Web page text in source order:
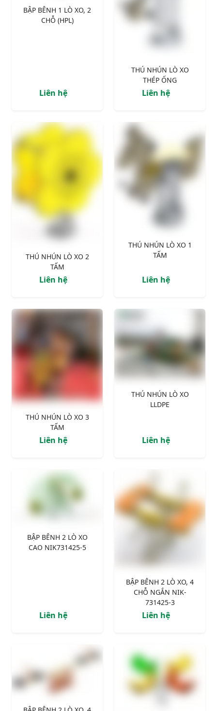
BẬP BÊNH 1 LÒ XO, 2
CHỖ (HPL)
Liên hệ
THÚ NHÚN LÒ XO
THÉP ỐNG
Liên hệ
THÚ NHÚN LÒ XO 2
TẤM
Liên hệ
THÚ NHÚN LÒ XO 1
TẤM
Liên hệ
THÚ NHÚN LÒ XO 3
TẤM
Liên hệ
THÚ NHÚN LÒ XO
LLDPE
Liên hệ
BẬP BÊNH 2 LÒ XO
CAO NIK731425-5
Liên hệ
BẬP BÊNH 2 LÒ XO, 4
CHỖ NGẮN NIK-
731425-3
Liên hệ